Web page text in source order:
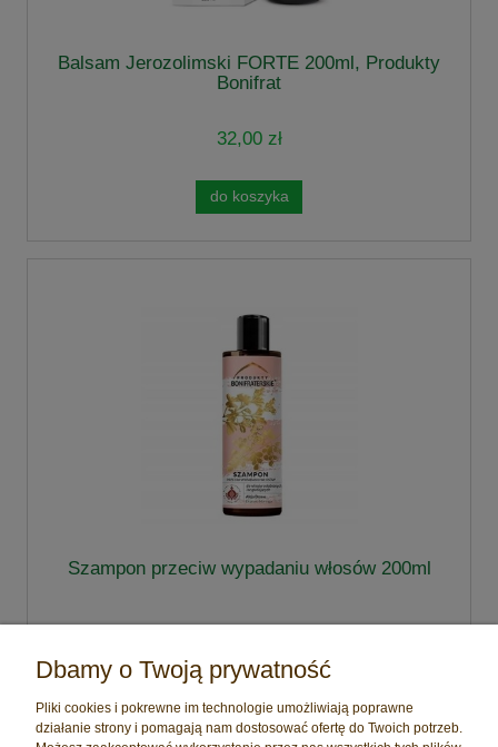
Balsam Jerozolimski FORTE 200ml, Produkty
Bonifrat
32,00 zł
do koszyka
Szampon przeciw wypadaniu włosów 200ml
do koszyka
Dbamy o Twoją prywatność
Pliki cookies i pokrewne im technologie umożliwiają poprawne
działanie strony i pomagają nam dostosować ofertę do Twoich potrzeb.